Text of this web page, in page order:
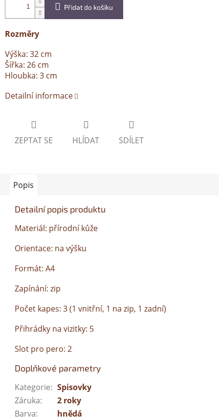
Přidat do košíku
Rozměry
Výška: 32 cm
Šířka: 26 cm
Hloubka: 3 cm
Detailní informace
ZEPTAT SE HLÍDAT SDÍLET
Popis
Detailní popis produktu
Materiál: přírodní kůže
Orientace: na výšku
Formát: A4
Zapínání: zip
Počet kapes: 3 (1 vnitřní, 1 na zip, 1 zadní)
Přihrádky na vizitky: 5
Slot pro pero: 2
Doplňkové parametry
Kategorie: Spisovky
Záruka:
2 roky
Barva:
hnědá